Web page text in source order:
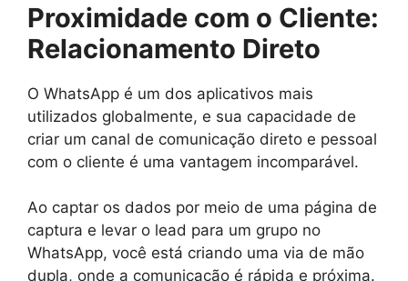
Proximidade com o Cliente:
Relacionamento Direto
O WhatsApp é um dos aplicativos mais
utilizados globalmente, e sua capacidade de
criar um canal de comunicação direto e pessoal
com o cliente é uma vantagem incomparável.
Ao captar os dados por meio de uma página de
captura e levar o lead para um grupo no
WhatsApp, você está criando uma via de mão
dupla, onde a comunicação é rápida e próxima.